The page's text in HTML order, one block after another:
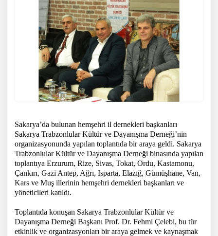
Sakarya’da bulunan hemşehri il dernekleri başkanları
Sakarya Trabzonlular Kültür ve Dayanışma Derneği’nin
organizasyonunda yapılan toplantıda bir araya geldi. Sakarya
Trabzonlular Kültür ve Dayanışma Derneği binasında yapılan
toplantıya Erzurum, Rize, Sivas, Tokat, Ordu, Kastamonu,
Çankırı, Gazi Antep, Ağrı, Isparta, Elazığ, Gümüşhane, Van,
Kars ve Muş illerinin hemşehri dernekleri başkanları ve
yöneticileri katıldı.
Toplantıda konuşan Sakarya Trabzonlular Kültür ve
Dayanışma Derneği Başkanı Prof. Dr. Fehmi Çelebi, bu tür
etkinlik ve organizasyonları bir araya gelmek ve kaynaşmak